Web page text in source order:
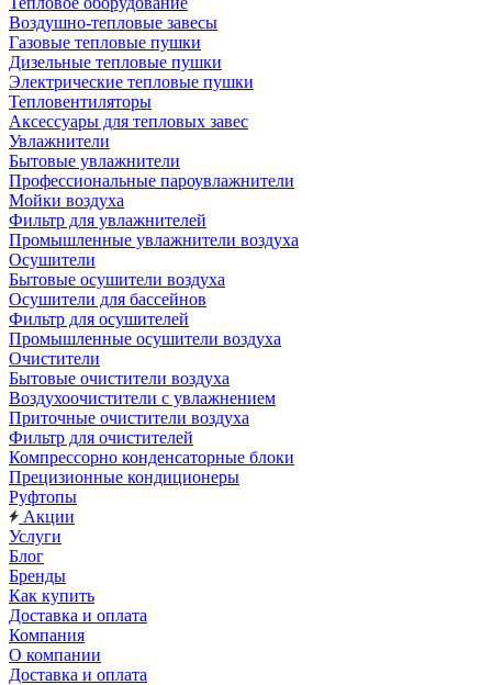
Воздушно-тепловые завесы
Газовые тепловые пушки
Дизельные тепловые пушки
Электрические тепловые пушки
Тепловентиляторы
Аксессуары для тепловых завес
Увлажнители
Бытовые увлажнители
Профессиональные пароувлажнители
Мойки воздуха
Фильтр для увлажнителей
Промышленные увлажнители воздуха
Осушители
Бытовые осушители воздуха
Осушители для бассейнов
Фильтр для осушителей
Промышленные осушители воздуха
Очистители
Бытовые очистители воздуха
Воздухоочистители с увлажнением
Приточные очистители воздуха
Фильтр для очистителей
Компрессорно конденсаторные блоки
Прецизионные кондиционеры
Руфтопы
Акции
Услуги
Блог
Бренды
Как купить
Доставка и оплата
Компания
О компании
Доставка и оплата